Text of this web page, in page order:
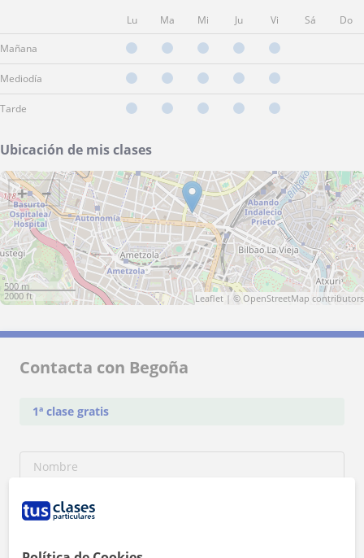
Lu Ma Mi Ju Vi Sá Do
Mañana
Mediodía
Tarde
Ubicación de mis clases
+ −
500 m
2000 ft
Leaflet | © OpenStreetMap contributors
Contacta con Begoña
1ª clase gratis